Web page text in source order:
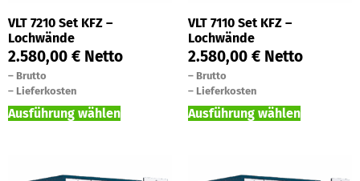
VLT 7210 Set KFZ –
Lochwände
2.580,00 € Netto
– Brutto
– Lieferkosten
Ausführung wählen
VLT 7110 Set KFZ –
Lochwände
2.580,00 € Netto
– Brutto
– Lieferkosten
Ausführung wählen